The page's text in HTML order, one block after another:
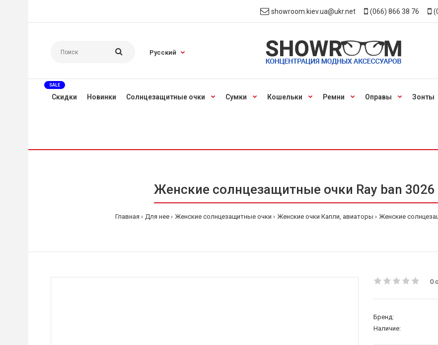
showroom.kiev.ua@ukr.net (066) 866 38 76
Русский
Скидки
SALE
Новинки Солнцезащитные очки Сумки Кошельки Ремни Оправы Зонты
Женские солнцезащитные очки Ray ban
Главная Для нее Женские солнцезащитные очки Женские очки Капли, авиаторы Женские
0
Бренд:
Наличие: